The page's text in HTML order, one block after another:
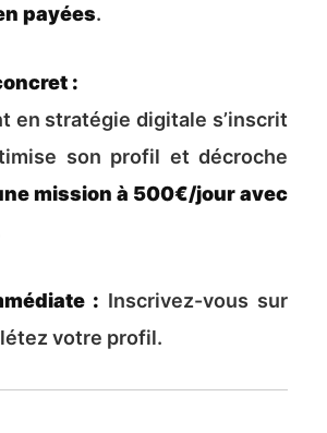
payées.
:
en stratégie digitale s’inscrit
son profil et décroche
mission à 500€/jour avec
: Inscrivez-vous sur
votre profil.